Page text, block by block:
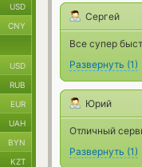
Сергей
Все супер
Развернуть (1)
Юрий
Отличный
Развернуть (1)
USD
CNY
USD
RUB
EUR
UAH
BYN
KZT